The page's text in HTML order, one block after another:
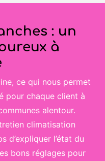
: un
à
ce qui nous permet
pour chaque client à
alentour.
climatisation
d’expliquer l’état du
bons réglages pour